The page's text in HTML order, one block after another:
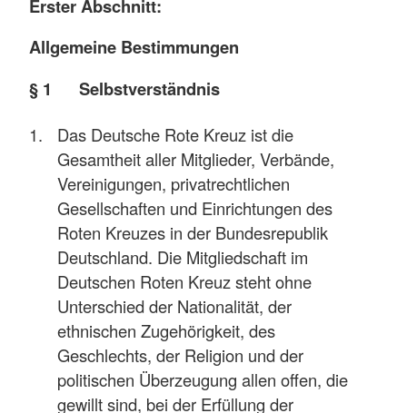
Erster Abschnitt:
Allgemeine Bestimmungen
§ 1 Selbstverständnis
Das Deutsche Rote Kreuz ist die
Gesamtheit aller Mitglieder, Verbände,
Vereinigungen, privatrechtlichen
Gesellschaften und Einrichtungen des
Roten Kreuzes in der Bundesrepublik
Deutschland. Die Mitgliedschaft im
Deutschen Roten Kreuz steht ohne
Unterschied der Nationalität, der
ethnischen Zugehörigkeit, des
Geschlechts, der Religion und der
politischen Überzeugung allen offen, die
gewillt sind, bei der Erfüllung der